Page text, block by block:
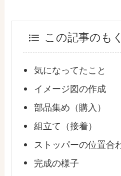
この記事のも
気になってたこと
イメージ図の作成
部品集め（購入）
組立て（接着）
ストッパーの位置合
完成の様子